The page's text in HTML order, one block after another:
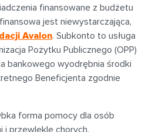
finansowane z budżetu
jest niewystarczająca,
Avalon. Subkonto to usługa
Pożytku Publicznego (OPP)
bankowego wyodrębnia środki
Beneficjenta zgodnie
forma pomocy dla osób
i przewlekle chorych,